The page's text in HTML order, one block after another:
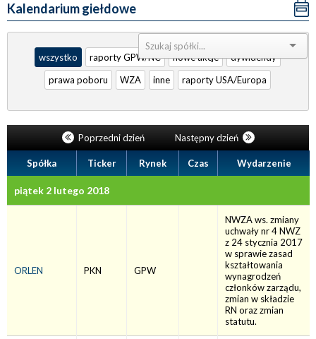
Kalendarium giełdowe
Sortuj:
wszystko
raporty GPW/NC nowe akcje
dywidendy
prawa poboru
WZA inne raporty USA/Europa
Poprzedni dzień Następny dzień
Spółka Ticker Rynek Czas Wydarzenie
piątek 2 lutego 2018
ORLEN PKN GPW
NWZA ws. zmiany
uchwały nr 4 NWZ
z 24 stycznia 2017
w sprawie zasad
kształtowania
wynagrodzeń
członków zarządu,
zmian w składzie
RN oraz zmian
statutu.